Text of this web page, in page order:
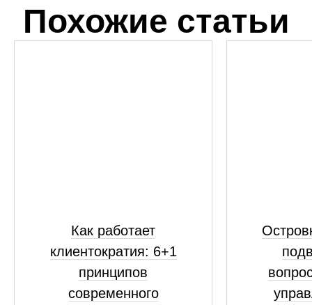
Похожие статьи
Как работает
клиентократия: 6+1
принципов
современного